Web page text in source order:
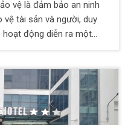
vệ là đảm bảo an ninh
tài sản và người, duy
động diễn ra một
số yêu cầu đối với